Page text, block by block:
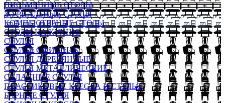
ПИСЬМЕННЫЕ СТОЛЫ
ЖУРНАЛЬНЫЕ СТОЛЫ
КОМПЬЮТЕРНЫЕ СТОЛЫ
СТОЛЫ НА КУХНЮ
СТУЛЬЯ
СТУЛЬЯ ОФИСНЫЕ
СТУЛЬЯ ДЕРЕВЯННЫЕ
СТУЛЬЯ МЕТАЛЛИЧЕСКИЕ
СКЛАДНЫЕ СТУЛЬЯ
ПЛАСТИКОВЫЕ КРЕСЛА И СТУЛЬЯ
БАРНЫЕ СТУЛЬЯ